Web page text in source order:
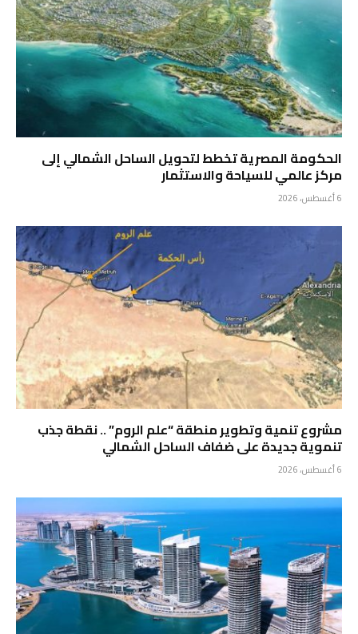
الحكومة المصرية تخطط لتحويل الساحل الشمالي إلى
مركز عالمي للسياحة والاستثمار
6 أغسطس، 2026
مشروع تنمية وتطوير منطقة “علم الروم” .. نقطة جذب
تنموية جديدة على ضفاف الساحل الشمالي
6 أغسطس، 2026